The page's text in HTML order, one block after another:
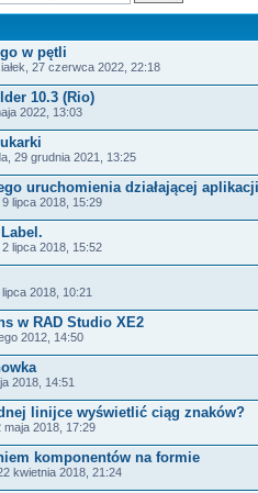
w pętli
27 czerwca 2022, 22:18
10.3 (Rio)
2022, 13:03
29 grudnia 2021, 13:25
uruchomienia działającej
9 lipca 2018, 15:29
2 lipca 2018, 15:52
2018, 10:21
w RAD Studio XE2
2012, 14:50
2018, 14:51
linijce wyświetlić ciąg znaków?
maja 2018, 17:29
komponentów na formie
kwietnia 2018, 21:24